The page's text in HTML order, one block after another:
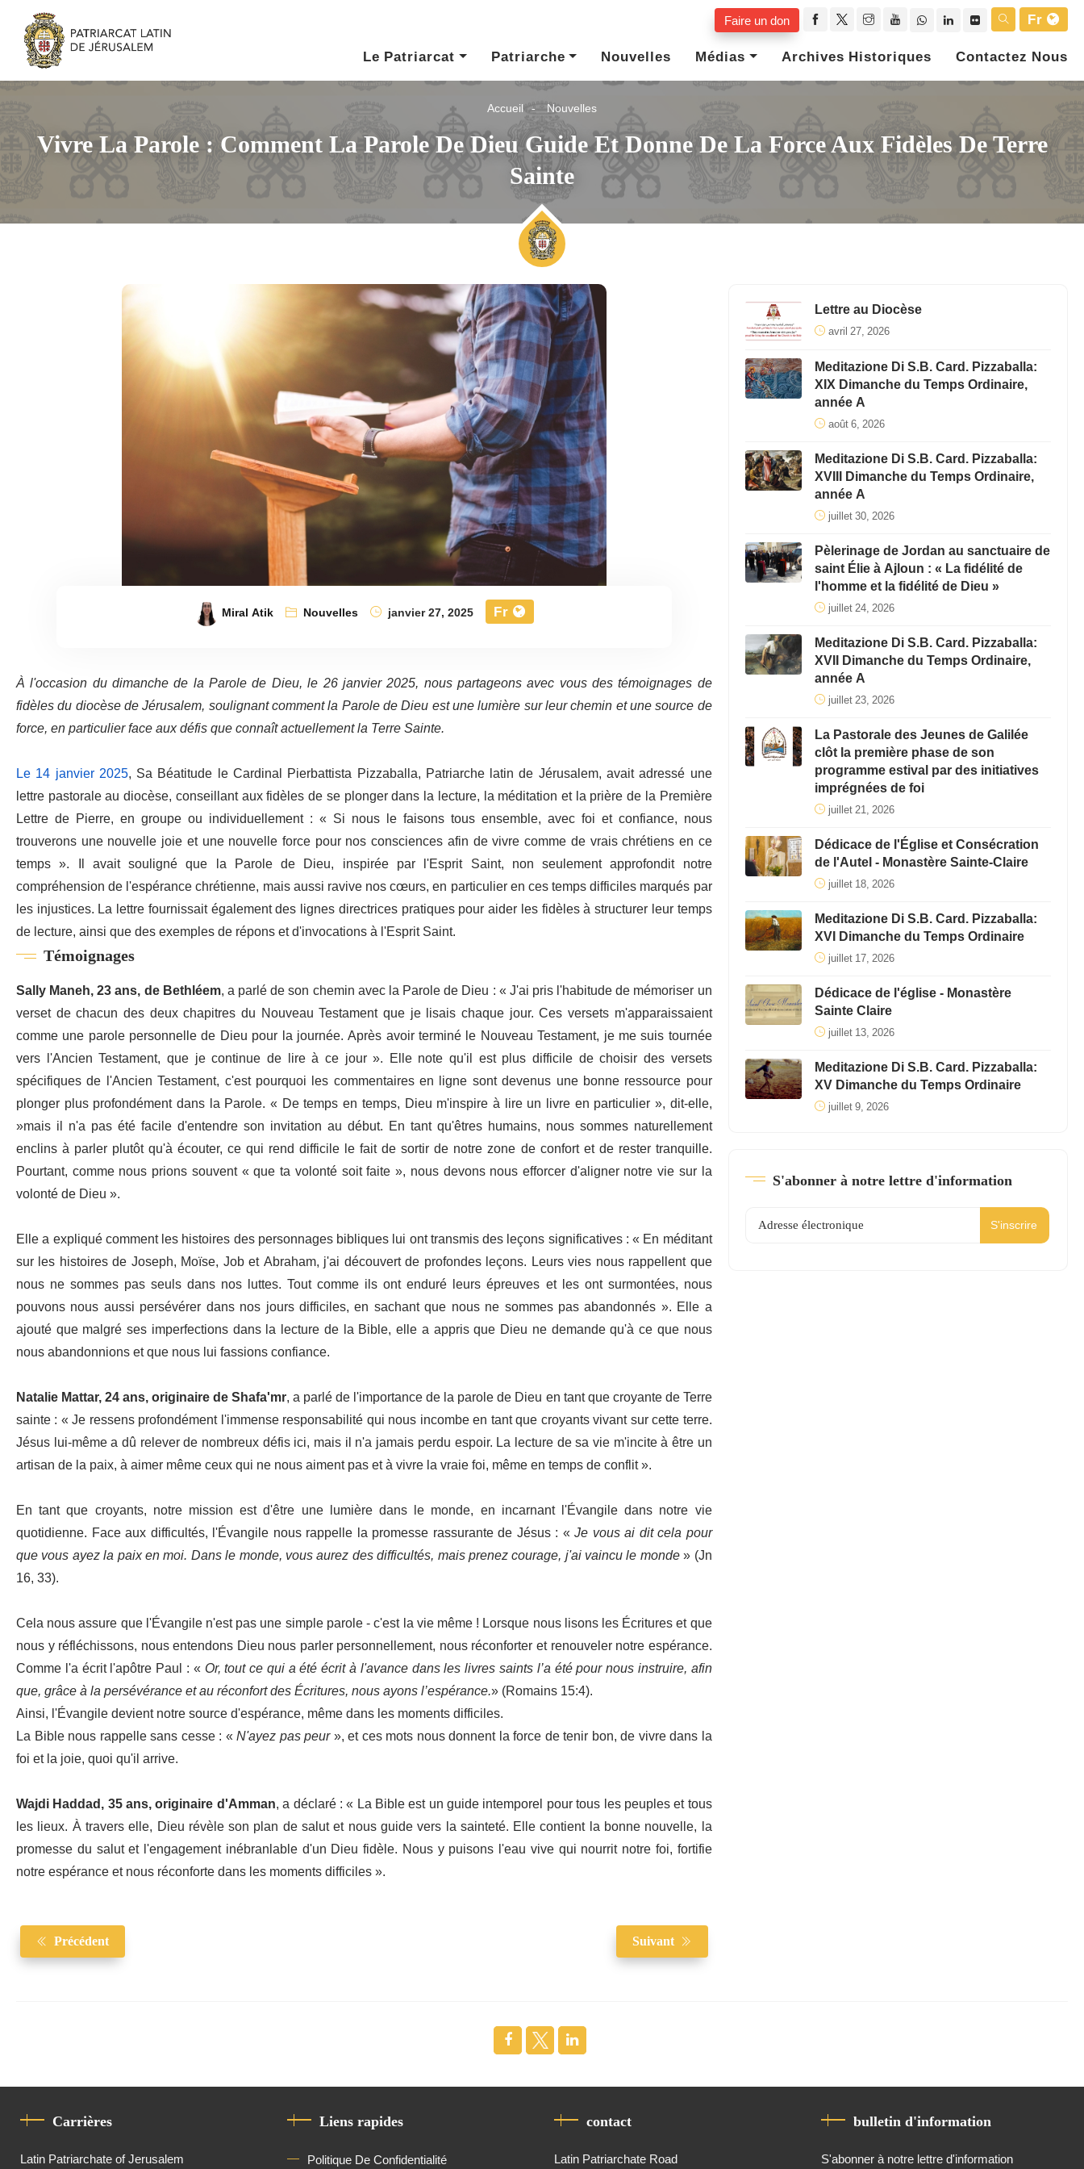
Faire un don
Fr
Le Patriarcat
Patriarche Nouvelles Médias Archives Historiques Contactez Nous
Accueil Nouvelles
Vivre La Parole : Comment La Parole De Dieu Guide Et Donne De La Force Aux Fidèles De Terre
Sainte
Miral Atik Nouvelles janvier 27, 2025 Fr
À l'occasion du dimanche de la Parole de Dieu, le 26 janvier 2025, nous partageons avec vous des témoignages de
fidèles du diocèse de Jérusalem, soulignant comment la Parole de Dieu est une lumière sur leur chemin et une source de
force, en particulier face aux défis que connaît actuellement la Terre Sainte.
Le 14 janvier 2025, Sa Béatitude le Cardinal Pierbattista Pizzaballa, Patriarche latin de Jérusalem, avait adressé une
lettre pastorale au diocèse, conseillant aux fidèles de se plonger dans la lecture, la méditation et la prière de la Première
Lettre de Pierre, en groupe ou individuellement : « Si nous le faisons tous ensemble, avec foi et confiance, nous
trouverons une nouvelle joie et une nouvelle force pour nos consciences afin de vivre comme de vrais chrétiens en ce
temps ». Il avait souligné que la Parole de Dieu, inspirée par l'Esprit Saint, non seulement approfondit notre
compréhension de l'espérance chrétienne, mais aussi ravive nos cœurs, en particulier en ces temps difficiles marqués par
les injustices. La lettre fournissait également des lignes directrices pratiques pour aider les fidèles à structurer leur temps
de lecture, ainsi que des exemples de répons et d'invocations à l'Esprit Saint.
Témoignages
Sally Maneh, 23 ans, de Bethléem, a parlé de son chemin avec la Parole de Dieu : « J'ai pris l'habitude de mémoriser un
verset de chacun des deux chapitres du Nouveau Testament que je lisais chaque jour. Ces versets m'apparaissaient
comme une parole personnelle de Dieu pour la journée. Après avoir terminé le Nouveau Testament, je me suis tournée
vers l'Ancien Testament, que je continue de lire à ce jour ». Elle note qu'il est plus difficile de choisir des versets
spécifiques de l'Ancien Testament, c'est pourquoi les commentaires en ligne sont devenus une bonne ressource pour
plonger plus profondément dans la Parole. « De temps en temps, Dieu m'inspire à lire un livre en particulier », dit-elle,
»mais il n'a pas été facile d'entendre son invitation au début. En tant qu'êtres humains, nous sommes naturellement
enclins à parler plutôt qu'à écouter, ce qui rend difficile le fait de sortir de notre zone de confort et de rester tranquille.
Pourtant, comme nous prions souvent « que ta volonté soit faite », nous devons nous efforcer d'aligner notre vie sur la
volonté de Dieu ».
Elle a expliqué comment les histoires des personnages bibliques lui ont transmis des leçons significatives : « En méditant
sur les histoires de Joseph, Moïse, Job et Abraham, j'ai découvert de profondes leçons. Leurs vies nous rappellent que
nous ne sommes pas seuls dans nos luttes. Tout comme ils ont enduré leurs épreuves et les ont surmontées, nous
pouvons nous aussi persévérer dans nos jours difficiles, en sachant que nous ne sommes pas abandonnés ». Elle a
ajouté que malgré ses imperfections dans la lecture de la Bible, elle a appris que Dieu ne demande qu'à ce que nous
nous abandonnions et que nous lui fassions confiance.
Natalie Mattar, 24 ans, originaire de Shafa'mr, a parlé de l'importance de la parole de Dieu en tant que croyante de Terre
sainte : « Je ressens profondément l'immense responsabilité qui nous incombe en tant que croyants vivant sur cette terre.
Jésus lui-même a dû relever de nombreux défis ici, mais il n'a jamais perdu espoir. La lecture de sa vie m'incite à être un
artisan de la paix, à aimer même ceux qui ne nous aiment pas et à vivre la vraie foi, même en temps de conflit ».
En tant que croyants, notre mission est d'être une lumière dans le monde, en incarnant l'Évangile dans notre vie
quotidienne. Face aux difficultés, l'Évangile nous rappelle la promesse rassurante de Jésus : «Je vous ai dit cela pour
que vous ayez la paix en moi. Dans le monde, vous aurez des difficultés, mais prenez courage, j'ai vaincu le monde» (Jn
16, 33).
Cela nous assure que l'Évangile n'est pas une simple parole - c'est la vie même ! Lorsque nous lisons les Écritures et que
nous y réfléchissons, nous entendons Dieu nous parler personnellement, nous réconforter et renouveler notre espérance.
Comme l'a écrit l'apôtre Paul : « Or, tout ce qui a été écrit à l'avance dans les livres saints l’a été pour nous instruire, afin
que, grâce à la persévérance et au réconfort des Écritures, nous ayons l’espérance.» (Romains 15:4).
Ainsi, l'Évangile devient notre source d'espérance, même dans les moments difficiles.
La Bible nous rappelle sans cesse : «N'ayez pas peur», et ces mots nous donnent la force de tenir bon, de vivre dans la
foi et la joie, quoi qu'il arrive.
Wajdi Haddad, 35 ans, originaire d'Amman, a déclaré : « La Bible est un guide intemporel pour tous les peuples et tous
les lieux. À travers elle, Dieu révèle son plan de salut et nous guide vers la sainteté. Elle contient la bonne nouvelle, la
promesse du salut et l'engagement inébranlable d'un Dieu fidèle. Nous y puisons l'eau vive qui nourrit notre foi, fortifie
notre espérance et nous réconforte dans les moments difficiles ».
Précédent Suivant
Lettre au Diocèse
avril 27, 2026
Meditazione Di S.B. Card. Pizzaballa:
XIX Dimanche du Temps Ordinaire,
année A
août 6, 2026
Meditazione Di S.B. Card. Pizzaballa:
XVIII Dimanche du Temps Ordinaire,
année A
juillet 30, 2026
Pèlerinage de Jordan au sanctuaire de
saint Élie à Ajloun : « La fidélité de
l'homme et la fidélité de Dieu »
juillet 24, 2026
Meditazione Di S.B. Card. Pizzaballa:
XVII Dimanche du Temps Ordinaire,
année A
juillet 23, 2026
La Pastorale des Jeunes de Galilée
clôt la première phase de son
programme estival par des initiatives
imprégnées de foi
juillet 21, 2026
Dédicace de l'Église et Consécration
de l'Autel - Monastère Sainte-Claire
juillet 18, 2026
Meditazione Di S.B. Card. Pizzaballa:
XVI Dimanche du Temps Ordinaire
juillet 17, 2026
Dédicace de l'église - Monastère
Sainte Claire
juillet 13, 2026
Meditazione Di S.B. Card. Pizzaballa:
XV Dimanche du Temps Ordinaire
juillet 9, 2026
S'abonner à notre lettre d'information
S'inscrire
Carrières
Latin Patriarchate of Jerusalem
Liens rapides
Politique De Confidentialité
contact
Latin Patriarchate Road
bulletin d'information
S'abonner à notre lettre d'information